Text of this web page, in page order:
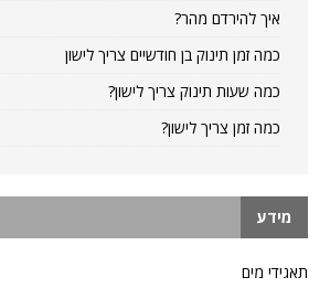
איך להירדם מהר?
כמה זמן תינוק בן חודשיים צריך לישון
כמה שעות תינוק צריך לישון?
כמה זמן צריך לישון?
מידע
תאגידי מים